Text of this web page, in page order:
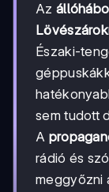
Az
Északi-
sem tudott
A
rádió és
meggyőzni